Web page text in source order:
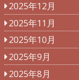
2025年12月
2025年11月
2025年10月
2025年9月
2025年8月